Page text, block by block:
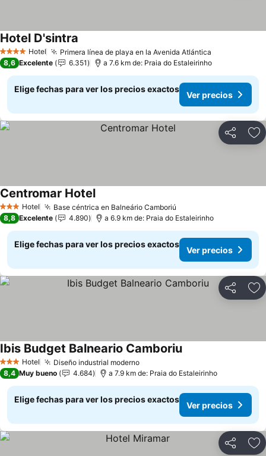
4 EstrellasHotel Primera línea de playa en la Avenida Atlántica
Hotel D'sintra
8,6 Excelente 6.351 a 7.6 km de: Praia do Estaleirinho
Elige fechas para ver los precios exactos
Ver precios
Compartir
3 Estrellas
Hotel Base céntrica en Balneário Camboriú
Centromar Hotel
8,8 Excelente 4.890 a 6.9 km de: Praia do Estaleirinho
Elige fechas para ver los precios exactos
Ver precios
Compartir
3 Estrellas
Hotel Diseño industrial moderno
Ibis Budget Balneario Camboriu
8,4 Muy bueno 4.684 a 7.9 km de: Praia do Estaleirinho
Elige fechas para ver los precios exactos
Ver precios
Compartir